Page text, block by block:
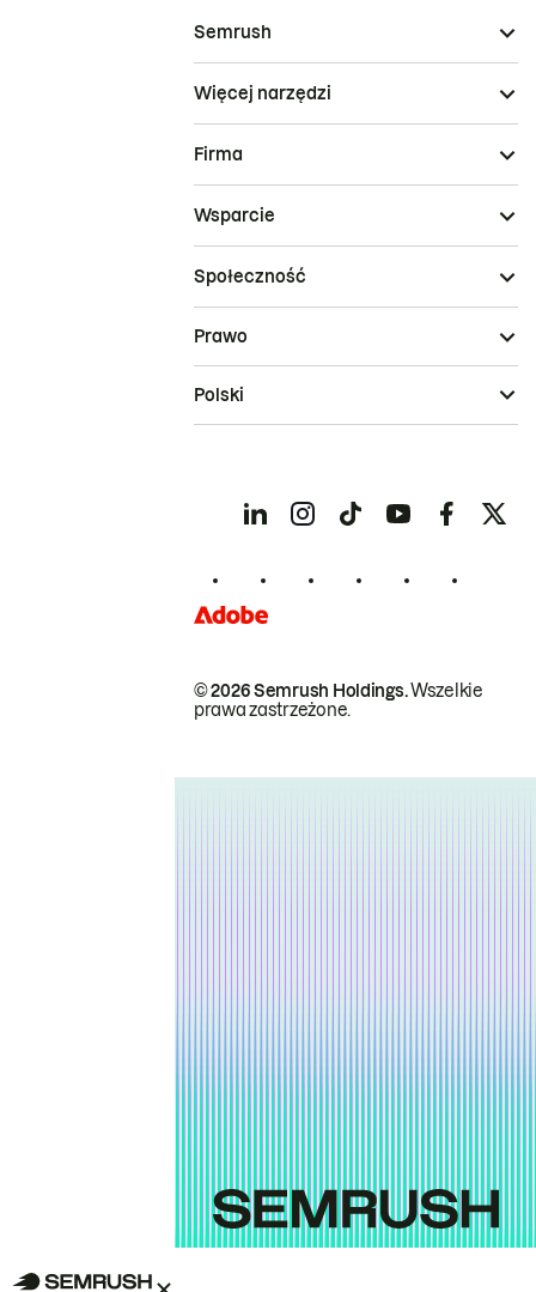
Semrush
Więcej narzędzi
Firma
Wsparcie
Społeczność
© 2026 Semrush Holdings.Wszelkie
prawa zastrzeżone.
Prawo
Polski